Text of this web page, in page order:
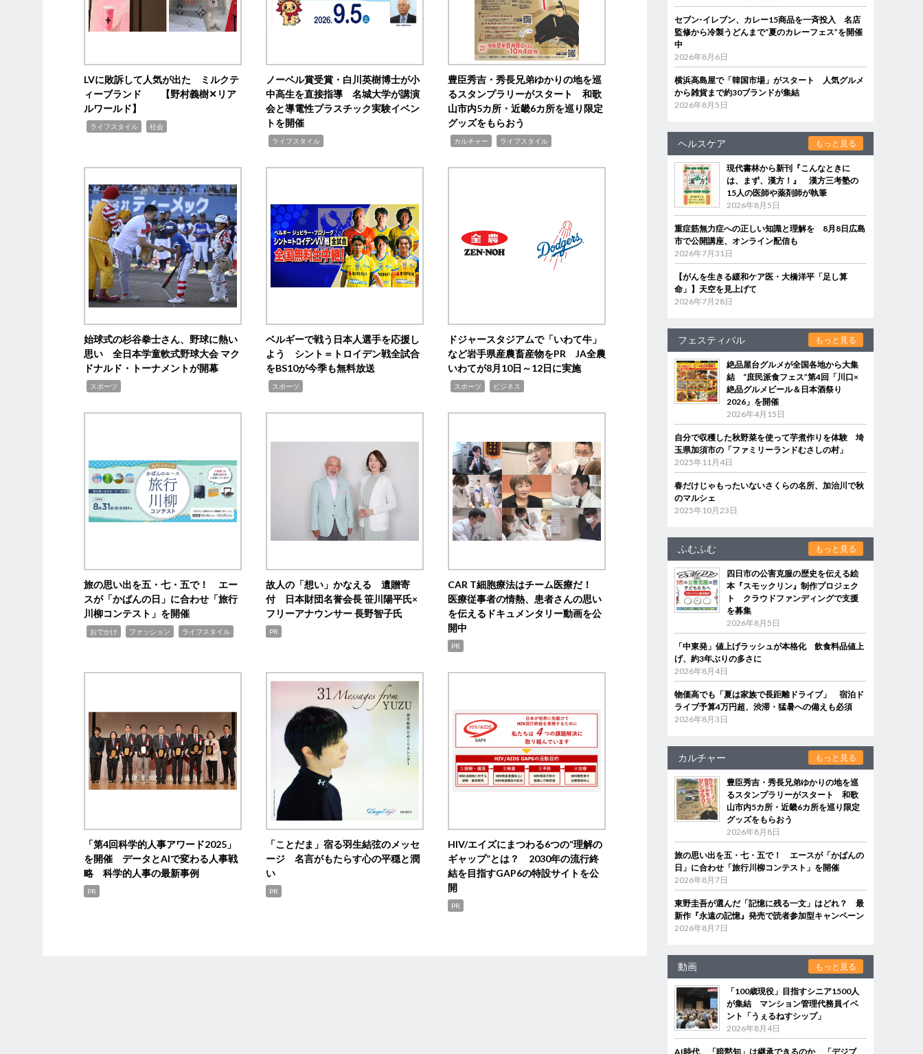
LVに敗訴して人気が出た ミルクテ
ィーブランド 【野村義樹✕リア
ルワールド】
ライフスタイル 社会
ノーベル賞受賞・白川英樹博士が小
中高生を直接指導 名城大学が講演
会と導電性プラスチック実験イベン
トを開催
ライフスタイル
豊臣秀吉・秀長兄弟ゆかりの地を巡
るスタンプラリーがスタート 和歌
山市内5カ所・近畿6カ所を巡り限定
グッズをもらおう
カルチャー ライフスタイル
始球式の杉谷拳士さん、野球に熱い
思い 全日本学童軟式野球大会 マク
ドナルド・トーナメントが開幕
スポーツ
ベルギーで戦う日本人選手を応援し
よう シント＝トロイデン戦全試合
をBS10が今季も無料放送
スポーツ
ドジャースタジアムで「いわて牛」
など岩手県産農畜産物をPR JA全農
いわてが8月10日～12日に実施
スポーツ ビジネス
旅の思い出を五・七・五で！ エー
スが「かばんの日」に合わせ「旅行
川柳コンテスト」を開催
おでかけ ファッション ライフスタイル
故人の「想い」かなえる 遺贈寄
付 日本財団名誉会長 笹川陽平氏×
フリーアナウンサー 長野智子氏
PR
CAR T細胞療法はチーム医療だ！
医療従事者の情熱、患者さんの思い
を伝えるドキュメンタリー動画を公
開中
PR
「第4回科学的人事アワード2025」
を開催 データとAIで変わる人事戦
略 科学的人事の最新事例
PR
「ことだま」宿る羽生結弦のメッセ
ージ 名言がもたらす心の平穏と潤
い
PR
HIV/エイズにまつわる6つの“理解の
ギャップ”とは？ 2030年の流行終
結を目指すGAP6の特設サイトを公
開
PR
セブン‐イレブン、カレー15商品を一斉投入 名店
監修から冷製うどんまで“夏のカレーフェス”を開催
中
2026年8月6日
横浜高島屋で「韓国市場」がスタート 人気グルメ
から雑貨まで約30ブランドが集結
2026年8月5日
ヘルスケア もっと見る
現代書林から新刊『こんなときに
は、まず、漢方！』 漢方三考塾の
15人の医師や薬剤師が執筆
2026年8月5日
重症筋無力症への正しい知識と理解を 8月8日広島
市で公開講座、オンライン配信も
2026年7月31日
【がんを生きる緩和ケア医・大橋洋平「足し算
命」】天空を見上げて
2026年7月28日
フェスティバル もっと見る
絶品屋台グルメが全国各地から大集
結 “庶民派食フェス”第4回「川口×
絶品グルメビール＆日本酒祭り
2026」を開催
2026年4月15日
自分で収穫した秋野菜を使って芋煮作りを体験 埼
玉県加須市の「ファミリーランドむさしの村」
2025年11月4日
春だけじゃもったいないさくらの名所、加治川で秋
のマルシェ
2025年10月23日
ふむふむ もっと見る
四日市の公害克服の歴史を伝える絵
本『スモックリン』制作プロジェク
ト クラウドファンディングで支援
を募集
2026年8月5日
「中東発」値上げラッシュが本格化 飲食料品値上
げ、約3年ぶりの多さに
2026年8月4日
物価高でも「夏は家族で長距離ドライブ」 宿泊ド
ライブ予算4万円超、渋滞・猛暑への備えも必須
2026年8月3日
カルチャー もっと見る
豊臣秀吉・秀長兄弟ゆかりの地を巡
るスタンプラリーがスタート 和歌
山市内5カ所・近畿6カ所を巡り限定
グッズをもらおう
2026年8月8日
旅の思い出を五・七・五で！ エースが「かばんの
日」に合わせ「旅行川柳コンテスト」を開催
2026年8月7日
東野圭吾が選んだ「記憶に残る一文」はどれ？ 最
新作『永遠の記憶』発売で読者参加型キャンペーン
2026年8月7日
動画 もっと見る
「100歳現役」目指すシニア1500人
が集結 マンション管理代務員イベ
ント「うぇるねすシップ」
2026年8月4日
AI時代、「暗黙知」は継承できるのか 「デジブ